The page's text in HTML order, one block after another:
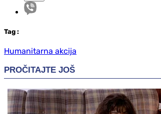
Tag :
Humanitarna akcija